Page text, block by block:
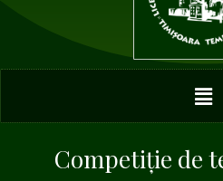
Competiție de